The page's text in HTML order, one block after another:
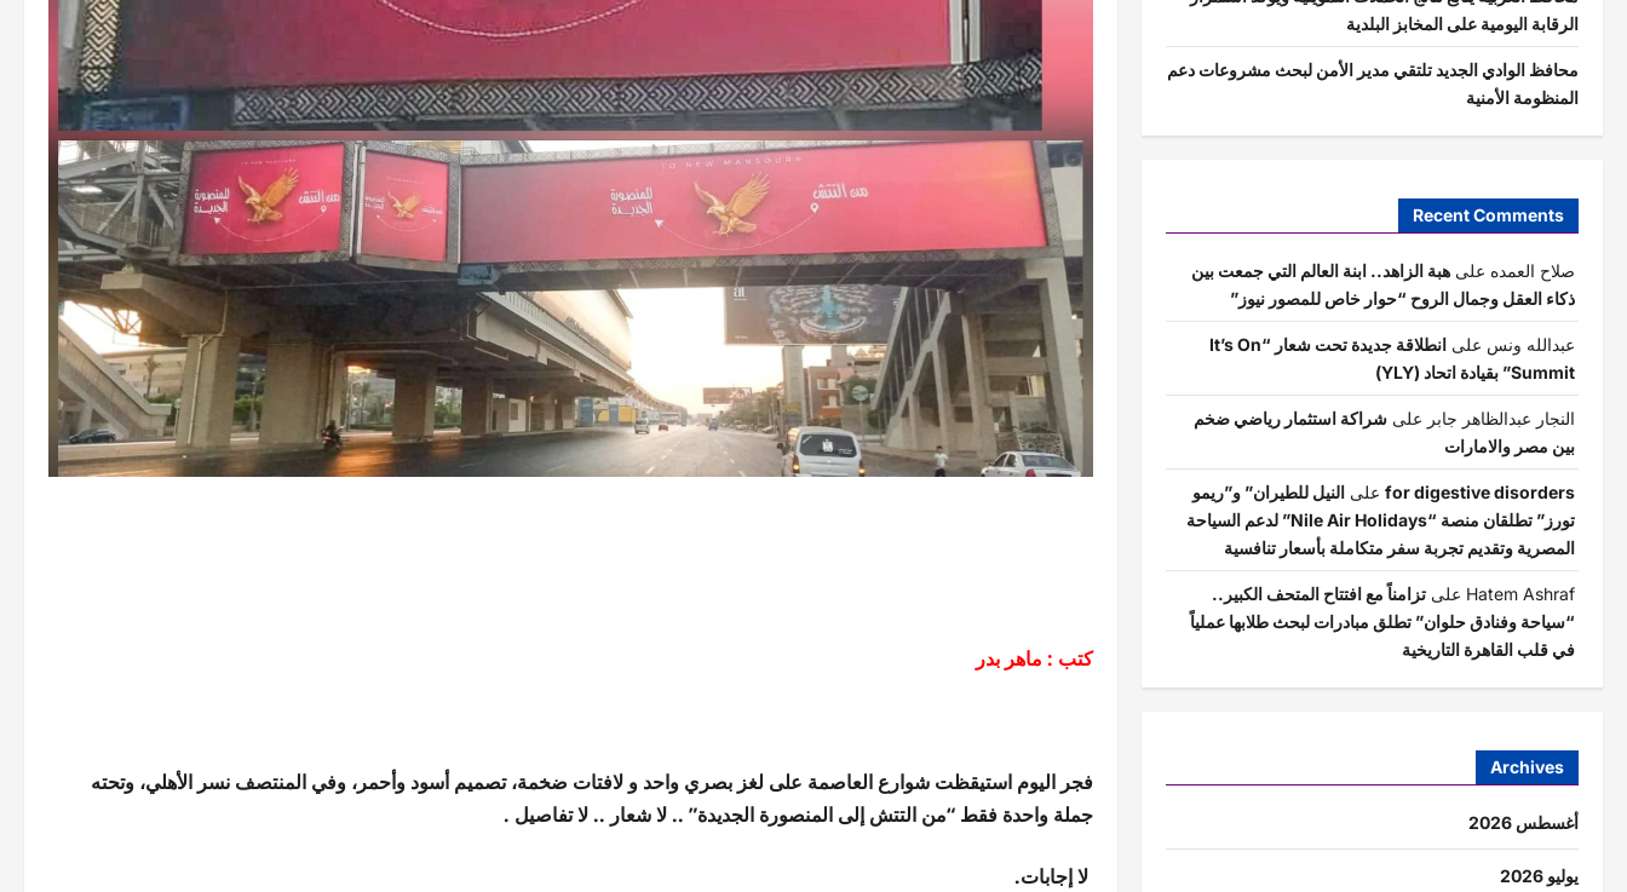
كتب : ماهر بدر
فجر اليوم استيقظت شوارع العاصمة على لغز بصري واحد و لافتات ضخمة، تصميم أسود وأحمر، وفي المنتصف نسر الأهلي، وتحته
جملة واحدة فقط “من التتش إلى المنصورة الجديدة” .. لا شعار .. لا تفاصيل .
لا إجابات.
الرقابة اليومية على المخابز البلدية
محافظ الوادي الجديد تلتقي مدير الأمن لبحث مشروعات دعم
المنظومة الأمنية
Recent Comments
صلاح العمده علىهبة الزاهد.. ابنة العالم التي جمعت بين
ذكاء العقل وجمال الروح “حوار خاص للمصور نيوز”
عبدالله ونس على
انطلاقة جديدة تحت شعار “It’s On
Summit” بقيادة اتحاد (YLY)
النجار عبدالظاهر جابر علىشراكة استثمار رياضي ضخم
بين مصر والامارات
for digestive disorders علىالنيل للطيران” و”ريمو
تورز” تطلقان منصة “Nile Air Holidays” لدعم السياحة
المصرية وتقديم تجربة سفر متكاملة بأسعار تنافسية
Hatem Ashraf علىتزامناً مع افتتاح المتحف الكبير..
“سياحة وفنادق حلوان” تطلق مبادرات لبحث طلابها عملياً
في قلب القاهرة التاريخية
Archives
أغسطس 2026
يوليو 2026